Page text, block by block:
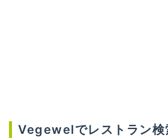
Vegewelでレストラン検